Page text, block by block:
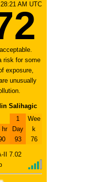
AM UTC
risk for some
exposure,
unusually
Salihagic
hr
1
Day
93
Wee
k
76
II
7.02